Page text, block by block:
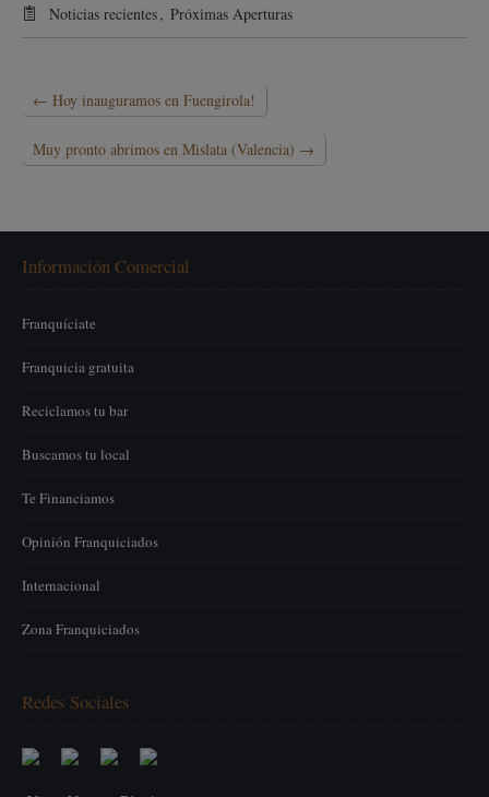
Noticias recientes, Próximas Aperturas
← Hoy inauguramos en Fuengirola!
Muy pronto abrimos en Mislata (Valencia) →
Información Comercial
Franquíciate
Franquicia gratuita
Reciclamos tu bar
Buscamos tu local
Te Financiamos
Opinión Franquiciados
Internacional
Zona Franquiciados
Redes Sociales